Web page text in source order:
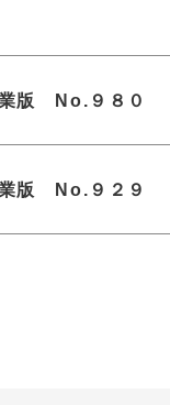
版 No.９８０
版 No.９２９